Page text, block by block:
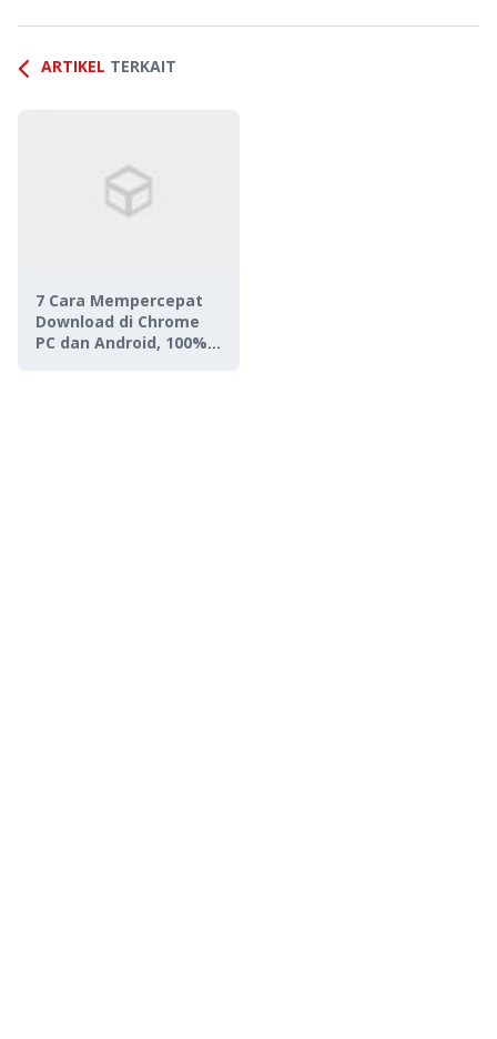
ARTIKEL TERKAIT
7 Cara Mempercepat
Download di Chrome
PC dan Android, 100%